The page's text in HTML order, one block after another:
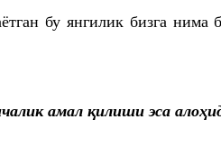
бу янгилик бизга
амал қилиши эса